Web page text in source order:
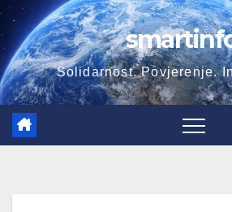
Solidarnost. Povjerenje.